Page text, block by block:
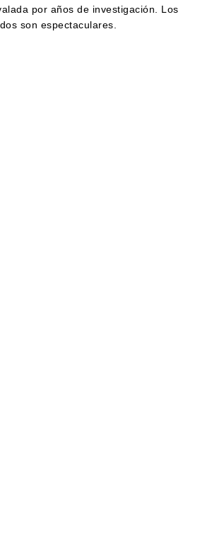
por años de investigación. Los
son espectaculares.